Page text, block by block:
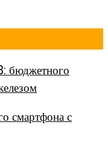
бюджетного
смартфона с